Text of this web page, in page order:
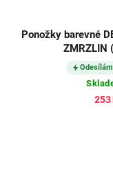
Ponožky barevné
ZMRZLIN
253